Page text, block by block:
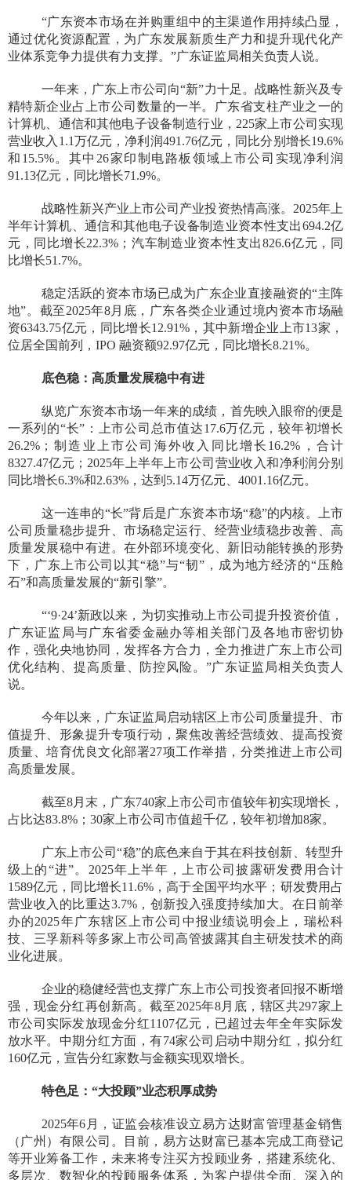
“广东资本市场在并购重组中的主渠道作用持续凸显，
通过优化资源配置，为广东发展新质生产力和提升现代化产
业体系竞争力提供有力支撑。”广东证监局相关负责人说。
一年来，广东上市公司向“新”力十足。战略性新兴及专
精特新企业占上市公司数量的一半。广东省支柱产业之一的
计算机、通信和其他电子设备制造行业，225家上市公司实现
营业收入1.1万亿元，净利润491.76亿元，同比分别增长19.6%
和15.5%。其中26家印制电路板领域上市公司实现净利润
91.13亿元，同比增长71.9%。
战略性新兴产业上市公司产业投资热情高涨。2025年上
半年计算机、通信和其他电子设备制造业资本性支出694.2亿
元，同比增长22.3%；汽车制造业资本性支出826.6亿元，同
比增长51.7%。
稳定活跃的资本市场已成为广东企业直接融资的“主阵
地”。截至2025年8月底，广东各类企业通过境内资本市场融
资6343.75亿元，同比增长12.91%，其中新增企业上市13家，
位居全国前列，IPO 融资额92.97亿元，同比增长8.21%。
底色稳：高质量发展稳中有进
纵览广东资本市场一年来的成绩，首先映入眼帘的便是
一系列的“长”：上市公司总市值达17.6万亿元，较年初增长
26.2%；制造业上市公司海外收入同比增长16.2%，合计
8327.47亿元；2025年上半年上市公司营业收入和净利润分别
同比增长6.3%和2.63%，达到5.14万亿元、4001.16亿元。
这一连串的“长”背后是广东资本市场“稳”的内核。上市
公司质量稳步提升、市场稳定运行、经营业绩稳步改善、高
质量发展稳中有进。在外部环境变化、新旧动能转换的形势
下，广东上市公司以其“稳”与“韧”，成为地方经济的“压舱
石”和高质量发展的“新引擎”。
“‘9·24’新政以来，为切实推动上市公司提升投资价值，
广东证监局与广东省委金融办等相关部门及各地市密切协
作，强化央地协同，发挥各方合力，全力推进广东上市公司
优化结构、提高质量、防控风险。”广东证监局相关负责人
说。
今年以来，广东证监局启动辖区上市公司质量提升、市
值提升、形象提升专项行动，聚焦改善经营绩效、提高投资
质量、培育优良文化部署27项工作举措，分类推进上市公司
高质量发展。
截至8月末，广东740家上市公司市值较年初实现增长，
占比达83.8%；30家上市公司市值超千亿，较年初增加8家。
广东上市公司“稳”的底色来自于其在科技创新、转型升
级上的“进”。2025年上半年，上市公司披露研发费用合计
1589亿元，同比增长11.6%，高于全国平均水平；研发费用占
营业收入的比重达3.7%，创新投入强度持续加大。在日前举
办的2025年广东辖区上市公司中报业绩说明会上，瑞松科
技、三孚新科等多家上市公司高管披露其自主研发技术的商
业化进展。
企业的稳健经营也支撑广东上市公司投资者回报不断增
强，现金分红再创新高。截至2025年8月底，辖区共297家上
市公司实际发放现金分红1107亿元，已超过去年全年实际发
放水平。中期分红方面，有74家公司启动中期分红，拟分红
160亿元，宣告分红家数与金额实现双增长。
特色足：“大投顾”业态积厚成势
2025年6月，证监会核准设立易方达财富管理基金销售
（广州）有限公司。目前，易方达财富已基本完成工商登记
等开业筹备工作，未来将专注买方投顾业务，搭建系统化、
多层次、数智化的投顾服务体系，为客户提供全面、深入的